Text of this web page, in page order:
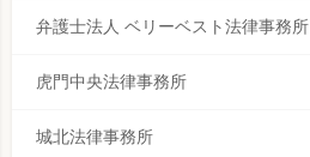
弁護士法人 ベリーベスト法律事務所
虎門中央法律事務所
城北法律事務所